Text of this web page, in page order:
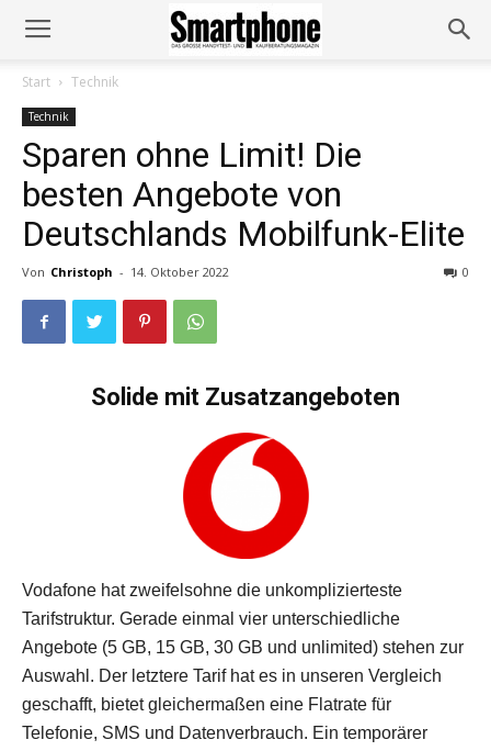
Start Technik
Technik
Sparen ohne Limit! Die
besten Angebote von
Deutschlands Mobilfunk-Elite
Von Christoph - 14. Oktober 2022 0
Solide mit Zusatzangeboten
Vodafone hat zweifelsohne die unkomplizierteste
Tarifstruktur. Gerade einmal vier unterschiedliche
Angebote (5 GB, 15 GB, 30 GB und unlimited) stehen zur
Auswahl. Der letztere Tarif hat es in unseren Vergleich
geschafft, bietet gleichermaßen eine Flatrate für
Telefonie, SMS und Datenverbrauch. Ein temporärer